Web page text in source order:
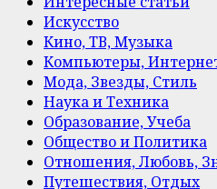
Искусство
Кино, ТВ, Музыка
Компьютеры,
Мода, Звезды, Стиль
Наука и Техника
Образование, Учеба
Общество и Политика
Отношения, Любовь,
Путешествия, Отдых